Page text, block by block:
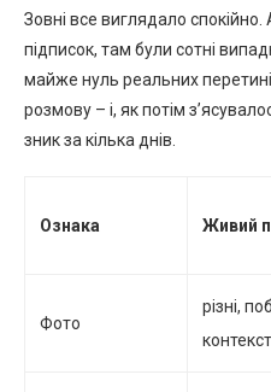
Зовні все виглядало спокійно.
підписок, там були сотні
майже нуль реальних
розмову – і, як потім
зник за кілька днів.
Ознака Живий
Фото
різні,